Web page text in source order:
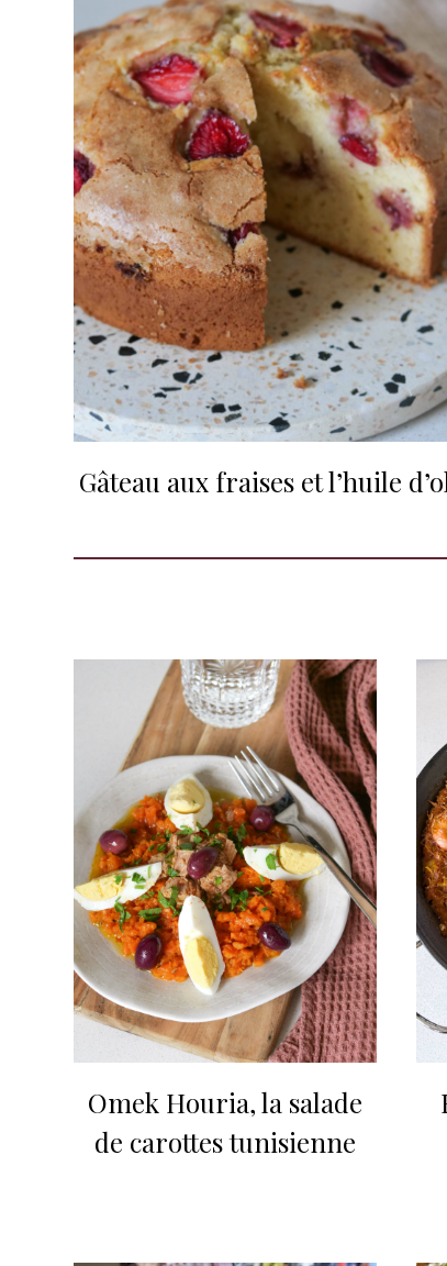
Gâteau aux fraises et l’huile
Omek Houria, la salade
de carottes tunisienne